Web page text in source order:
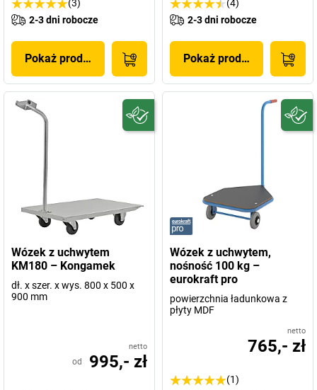
(3)
2-3 dni robocze
Pokaż produkt
(4)
2-3 dni robocze
Pokaż produkt
Wózek z uchwytem
KM180 – Kongamek
dł. x szer. x wys. 800 x 500 x
900 mm
netto
od 995,- zł
Wózek z uchwytem,
nośność 100 kg –
eurokraft pro
powierzchnia ładunkowa z
płyty MDF
netto
765,- zł
(1)